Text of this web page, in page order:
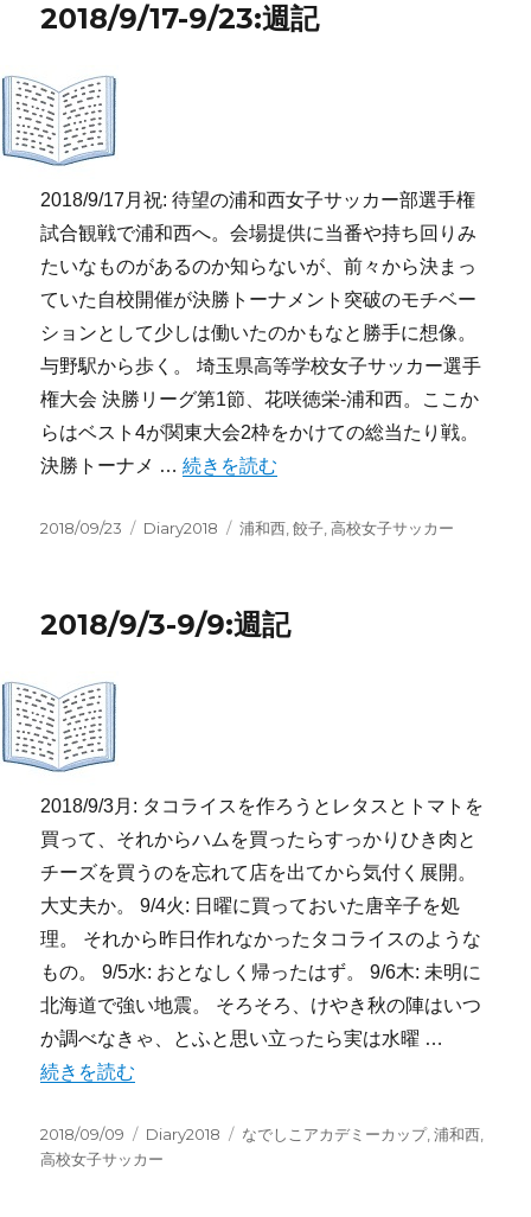
ー
2018/9/17-9/23:週記
2018/9/17月祝: 待望の浦和西女子サッカー部選手権
試合観戦で浦和西へ。会場提供に当番や持ち回りみ
たいなものがあるのか知らないが、前々から決まっ
ていた自校開催が決勝トーナメント突破のモチベー
ションとして少しは働いたのかもなと勝手に想像。
与野駅から歩く。 埼玉県高等学校女子サッカー選手
権大会 決勝リーグ第1節、花咲徳栄-浦和西。ここか
らはベスト4が関東大会2枠をかけての総当たり戦。
決勝トーナメ …“2018/9/17-9/23:週記” の
続きを読む
投
2018/09/23
カ
ー
Diary2018
タ
浦和西 ,餃子 ,高校女子サッカー
2018/9/3-9/9:週記
2018/9/3月: タコライスを作ろうとレタスとトマトを
買って、それからハムを買ったらすっかりひき肉と
チーズを買うのを忘れて店を出てから気付く展開。
大丈夫か。 9/4火: 日曜に買っておいた唐辛子を処
理。 それから昨日作れなかったタコライスのような
もの。 9/5水: おとなしく帰ったはず。 9/6木: 未明に
北海道で強い地震。 そろそろ、けやき秋の陣はいつ
か調べなきゃ、とふと思い立ったら実は水曜 …
“2018/9/3-9/9:週記” の
続きを読む
投
稿
2018/09/09
カ
テ
Diary2018
タ
なでしこアカデミーカップ,浦和西
高校女子サッカー